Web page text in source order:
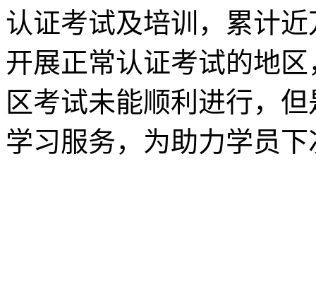
认证考试及培训，累计
开展正常认证考试的地
区考试未能顺利进行，
学习服务，为助力学员